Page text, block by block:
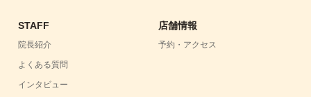
STAFF
院長紹介
よくある質問
インタビュー
店舗情報
予約・アクセス